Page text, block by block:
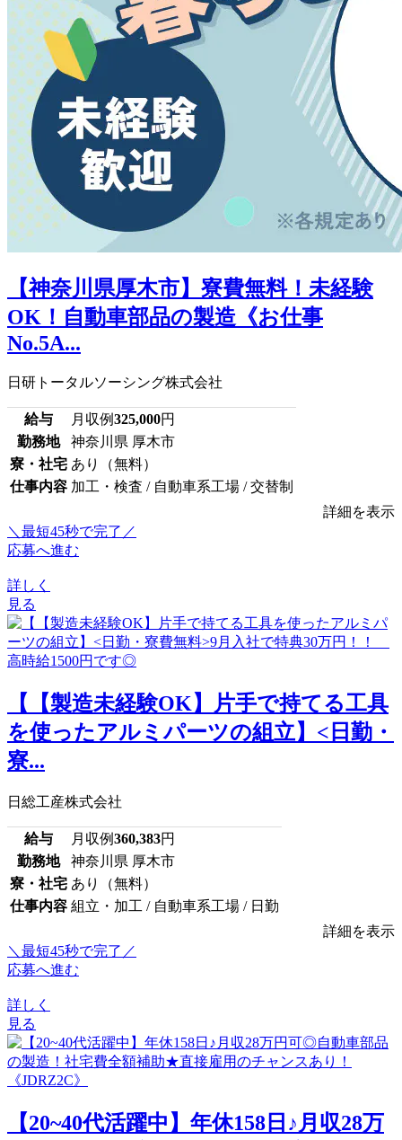
【神奈川県厚木市】寮費無料！未経験
OK！自動車部品の製造《お仕事
No.5A...
日研トータルソーシング株式会社
給与 月収例325,000円
勤務地
神奈川県 厚木市
寮・社宅 あり（無料）
仕事内容 加工・検査 / 自動車系工場 / 交替制
詳細を表示
＼最短45秒で完了／
応募へ進む
詳しく
見る
【【製造未経験OK】片手で持てる工具
を使ったアルミパーツの組立】<日勤・
寮...
日総工産株式会社
給与 月収例360,383円
勤務地
神奈川県 厚木市
寮・社宅 あり（無料）
仕事内容 組立・加工 / 自動車系工場 / 日勤
詳細を表示
＼最短45秒で完了／
応募へ進む
詳しく
見る
【20~40代活躍中】年休158日♪月収28万